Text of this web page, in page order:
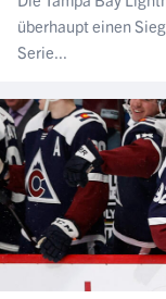
überhaupt einen
Serie...